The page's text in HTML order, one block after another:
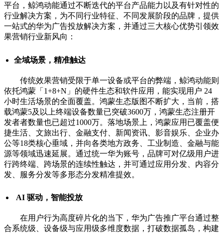
平台，鲸鸿动能通过不断迭代的平台产品能力以及有针对性的
行业解决方案，为不同行业特征、不同发展阶段的品牌，提供
一站式的华为广告投放解决方案，并通过三大核心优势引领效
果营销行业新风向：
全域场景，精准触达
传统效果营销受限于单一设备或平台的弊端，鲸鸿动能则
依托鸿蒙「1+8+N」的硬件生态和软件应用，能实现用户 24
小时生活场景的全面覆盖。鸿蒙生态版图不断扩大，当前，搭
载鸿蒙5及以上终端设备数量已突破3600万，鸿蒙生态注册开
发者者数量也已超过1000万。落地场景上，鸿蒙应用已覆盖便
捷生活、文旅出行、金融支付、新闻资讯、影音娱乐、企业办
公等18类核心垂域，并向各类地方政务、工业制造、金融与能
源等领域迅速延展。通过统一华为账号，品牌可对亿级用户进
行跨终端、跨场景的连续性触达，并可通过应用分发、内容分
发、服务分发等多形态分发精准提效。
AI 驱动，智能投放
在用户行为高度碎片化的当下，华为广告推广平台通过整
合系统级、设备级与应用级多维度数据，打破数据孤岛，构建